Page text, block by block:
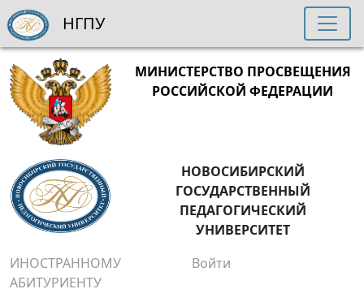
МИНИСТЕРСТВО ПРОСВЕЩЕНИЯ
РОССИЙСКОЙ ФЕДЕРАЦИИ
НОВОСИБИРСКИЙ
ГОСУДАРСТВЕННЫЙ
ПЕДАГОГИЧЕСКИЙ
УНИВЕРСИТЕТ
ИНОСТРАННОМУ
АБИТУРИЕНТУ
Войти
НГПУ